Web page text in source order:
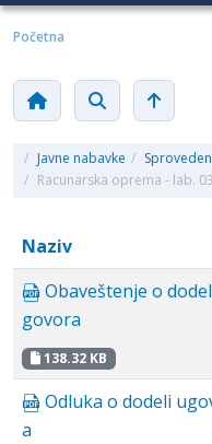
Početna
/ Javne nabavke /
/ Racunarska oprema - lab.
Naziv
Obaveštenje o
govora
138.32 KB
Odluka o dodeli
a